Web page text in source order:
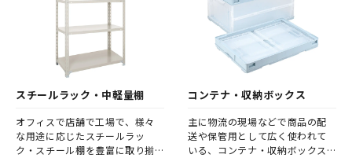
スチールラック・中軽量棚
オフィスで店舗で工場で、様々
な用途に応じたスチールラッ
ク・スチール棚を豊富に取り揃
コンテナ・収納ボックス
主に物流の現場などで商品の配
送や保管用として広く使われて
いる、コンテナ・収納ボックス